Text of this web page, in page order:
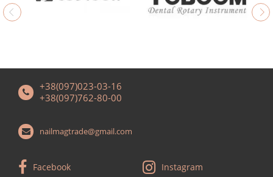
+38(097)023-03-16
+38(097)762-80-00
nailmagtrade@gmail.com
Facebook Instagram